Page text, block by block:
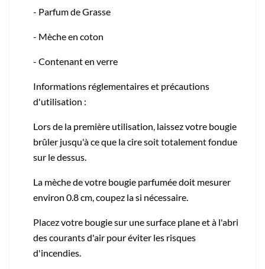
- Parfum de Grasse
- Mèche en coton
- Contenant en verre
Informations réglementaires et précautions
d'utilisation :
Lors de la première utilisation, laissez votre bougie
brûler jusqu'à ce que la cire soit totalement fondue
sur le dessus.
La mèche de votre bougie parfumée doit mesurer
environ 0.8 cm, coupez la si nécessaire.
Placez votre bougie sur une surface plane et à l'abri
des courants d'air pour éviter les risques
d'incendies.